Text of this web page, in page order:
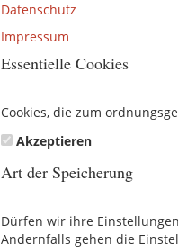
Datenschutz
Impressum
Essentielle Cookies
Cookies, die zum
Akzeptieren
Art der Speicherung
Dürfen wir ihre
Andernfalls gehen die